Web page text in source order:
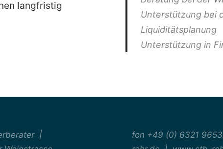
langfristig
Unterstützung bei
Liquiditätsplanung
Unterstützung in
|
fon +49 (0) 6321